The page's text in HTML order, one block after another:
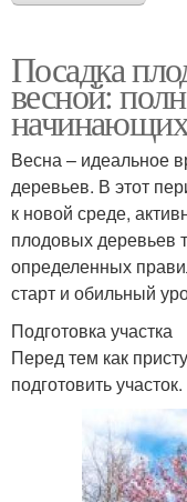
Посадка
весной:
начинающих
Весна – идеальное
деревьев. В этот
к новой среде,
плодовых деревьев
определенных
старт и обильный
Подготовка участка
Перед тем как
подготовить участок.